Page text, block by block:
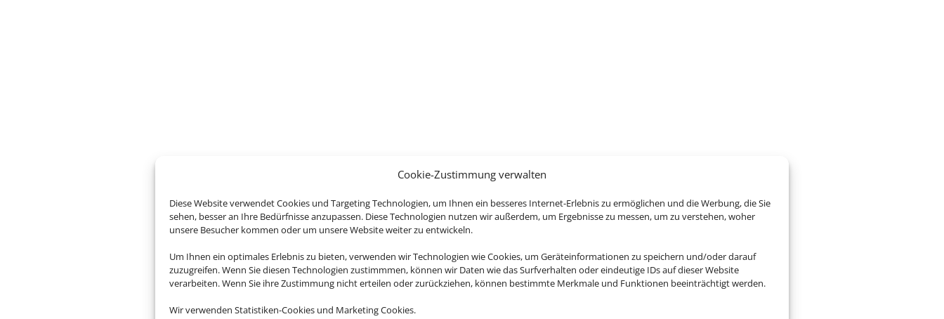
Cookie-Zustimmung verwalten
Diese Website verwendet Cookies und Targeting Technologien, um Ihnen ein besseres Internet-Erlebnis zu ermöglichen und die Werbung, die Sie
sehen, besser an Ihre Bedürfnisse anzupassen. Diese Technologien nutzen wir außerdem, um Ergebnisse zu messen, um zu verstehen, woher
unsere Besucher kommen oder um unsere Website weiter zu entwickeln.
Um Ihnen ein optimales Erlebnis zu bieten, verwenden wir Technologien wie Cookies, um Geräteinformationen zu speichern und/oder darauf
zuzugreifen. Wenn Sie diesen Technologien zustimmmen, können wir Daten wie das Surfverhalten oder eindeutige IDs auf dieser Website
verarbeiten. Wenn Sie ihre Zustimmung nicht erteilen oder zurückziehen, können bestimmte Merkmale und Funktionen beeinträchtigt werden.
Wir verwenden Statistiken-Cookies und Marketing Cookies.